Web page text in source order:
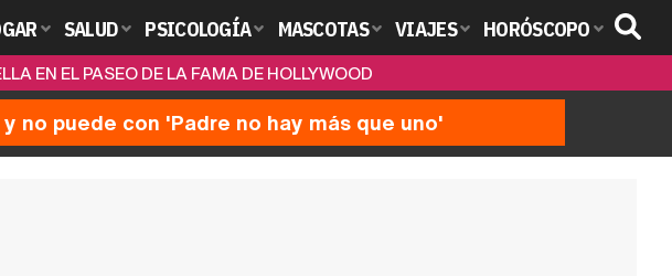
SALUD PSICOLOGÍA MASCOTAS VIAJES HORÓSCOPO
EN EL PASEO DE LA FAMA DE HOLLYWOOD
no puede con 'Padre no hay más que uno'